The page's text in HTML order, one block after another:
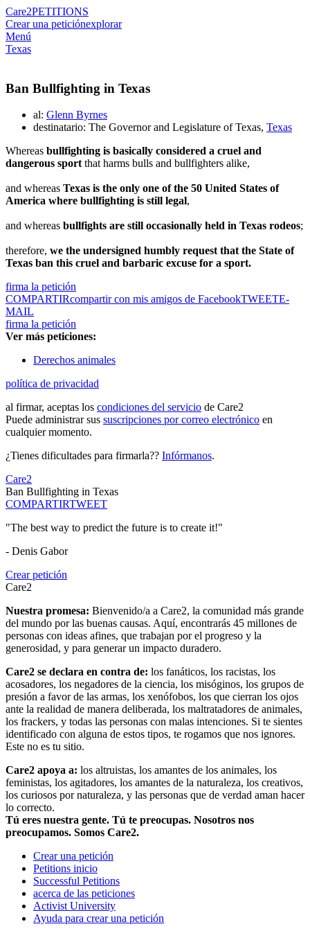
Care2PETITIONS
Crear una peticiónexplorar
Menú
Texas
Ban Bullfighting in Texas
al: Glenn Byrnes
destinatario: The Governor and Legislature of Texas, Texas
Whereas bullfighting is basically considered a cruel and
dangerous sportthat harms bulls and bullfighters alike,
and whereas Texas is the only one of the 50 United States of
America where bullfighting is still legal,
and whereas bullfights are still occasionally held in Texas rodeos;
therefore, we the undersigned humbly request that the State of
Texas ban this cruel and barbaric excuse for a sport.
firma la petición
COMPARTIRcompartir con mis amigos de FacebookTWEETE-
MAIL
firma la petición
Ver más peticiones:
Derechos animales
política de privacidad
al firmar, aceptas los condiciones del servicio de Care2
Puede administrar sus suscripciones por correo electrónico en
cualquier momento.
¿Tienes dificultades para firmarla?? Infórmanos.
Care2
Ban Bullfighting in Texas
COMPARTIRTWEET
"The best way to predict the future is to create it!"
- Denis Gabor
Crear petición
Care2
Nuestra promesa: Bienvenido/a a Care2, la comunidad más grande
del mundo por las buenas causas. Aquí, encontrarás 45 millones de
personas con ideas afines, que trabajan por el progreso y la
generosidad, y para generar un impacto duradero.
Care2 se declara en contra de: los fanáticos, los racistas, los
acosadores, los negadores de la ciencia, los misóginos, los grupos de
presión a favor de las armas, los xenófobos, los que cierran los ojos
ante la realidad de manera deliberada, los maltratadores de animales,
los frackers, y todas las personas con malas intenciones. Si te sientes
identificado con alguna de estos tipos, te rogamos que nos ignores.
Este no es tu sitio.
Care2 apoya a: los altruistas, los amantes de los animales, los
feministas, los agitadores, los amantes de la naturaleza, los creativos,
los curiosos por naturaleza, y las personas que de verdad aman hacer
lo correcto.
Tú eres nuestra gente. Tú te preocupas. Nosotros nos
preocupamos. Somos Care2.
Crear una petición
Petitions inicio
Successful Petitions
acerca de las peticiones
Activist University
Ayuda para crear una petición